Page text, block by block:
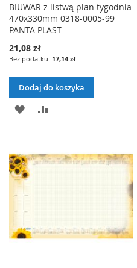
BIUWAR z listwą plan tygodnia
470x330mm 0318-0005-99
PANTA PLAST
21,08 zł
17,14 zł
Dodaj do koszyka
DODAJ
ŻYCZEŃ